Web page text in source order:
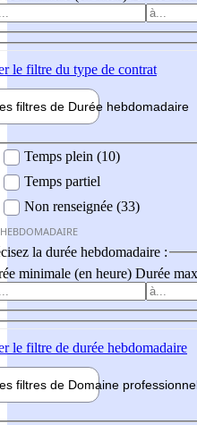
le filtre du type de contrat
filtres de Durée hebdomadaire
Temps plein (10)
Temps partiel
Non renseignée (33)
la durée hebdomadaire :
minimale (en heure) Durée
le filtre de durée hebdomadaire
filtres de Domaine pro